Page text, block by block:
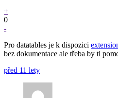
+
0
-
Pro datatables je k dispozici
bez dokumentace ale třeba by ti
před 11 lety